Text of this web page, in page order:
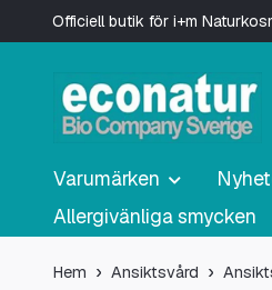
Officiell butik för i+m
Varumärken
Allergivänliga smycken
Hem Ansiktsvård